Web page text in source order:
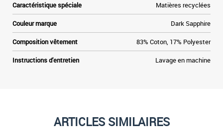
Caractéristique spéciale Matières recyclées
Couleur marque Dark Sapphire
Composition vêtement 83% Coton, 17% Polyester
Instructions d'entretien Lavage en machine
ARTICLES SIMILAIRES